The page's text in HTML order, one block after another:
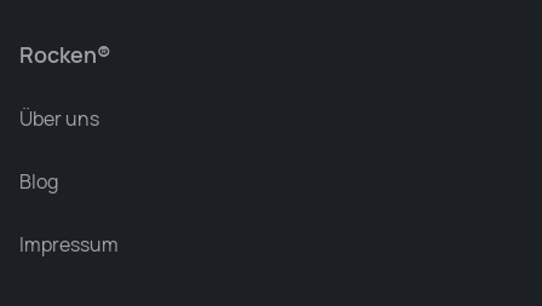
Rocken®
Über uns
Blog
Impressum